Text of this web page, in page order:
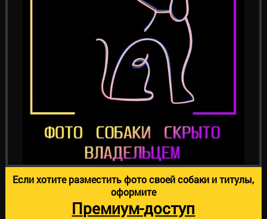
Если хотите разместить фото своей собаки и титулы,
оформите
Премиум-доступ